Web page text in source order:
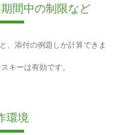
間中の制限など
、添付の例題しか計算できま
キーは有効です。
環境